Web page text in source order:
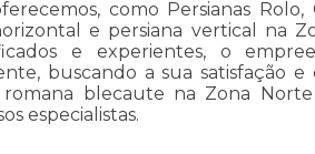
como Persianas Rolo,
e persiana vertical na
e experientes, o
buscando a sua satisfação e
blecaute na Zona
especialistas.